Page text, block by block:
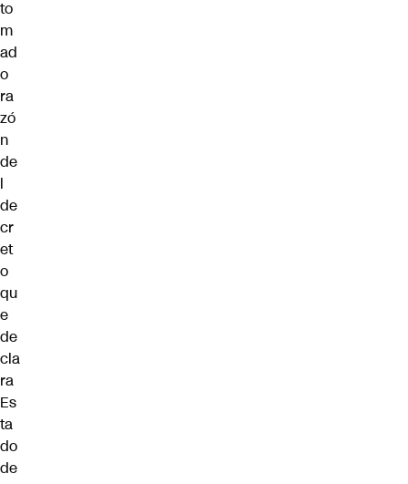
to
m
ad
o
ra
zó
n
de
l
de
cr
et
o
qu
e
de
cla
ra
Es
ta
do
de